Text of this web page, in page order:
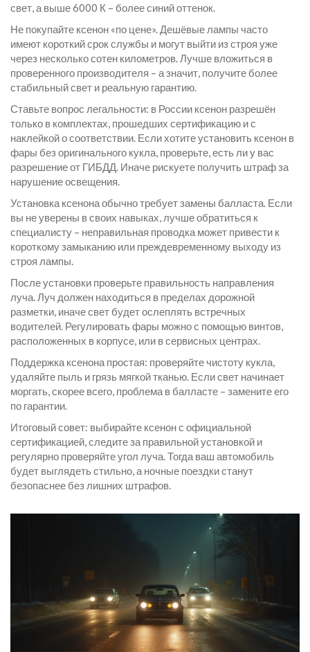
свет, а выше 6000 К – более синий оттенок.
Не покупайте ксенон «по цене». Дешёвые лампы часто
имеют короткий срок службы и могут выйти из строя уже
через несколько сотен километров. Лучше вложиться в
проверенного производителя – а значит, получите более
стабильный свет и реальную гарантию.
Ставьте вопрос легальности: в России ксенон разрешён
только в комплектах, прошедших сертификацию и с
наклейкой о соответствии. Если хотите установить ксенон в
фары без оригинального кукла, проверьте, есть ли у вас
разрешение от ГИБДД. Иначе рискуете получить штраф за
нарушение освещения.
Установка ксенона обычно требует замены балласта. Если
вы не уверены в своих навыках, лучше обратиться к
специалисту – неправильная проводка может привести к
короткому замыканию или преждевременному выходу из
строя лампы.
После установки проверьте правильность направления
луча. Луч должен находиться в пределах дорожной
разметки, иначе свет будет ослеплять встречных
водителей. Регулировать фары можно с помощью винтов,
расположенных в корпусе, или в сервисных центрах.
Поддержка ксенона простая: проверяйте чистоту кукла,
удаляйте пыль и грязь мягкой тканью. Если свет начинает
моргать, скорее всего, проблема в балласте – замените его
по гарантии.
Итоговый совет: выбирайте ксенон с официальной
сертификацией, следите за правильной установкой и
регулярно проверяйте угол луча. Тогда ваш автомобиль
будет выглядеть стильно, а ночные поездки станут
безопаснее без лишних штрафов.